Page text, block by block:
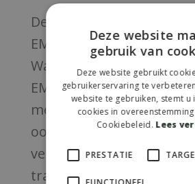
De kans is groot dat je al
EMDR therapie gehoord
Wanneer je aan het werk
EMDR therapie, heb je
met een trauma. Deze
ook ontwikkeld om dat
verwerken. Dat doen we
trauma steeds te
Deze website
gebruik van
Deze website gebruikt
gebruikerservaring te
website te gebruiken, stemt u
cookies in
Cookiebeleid. Lees
PRESTATIE